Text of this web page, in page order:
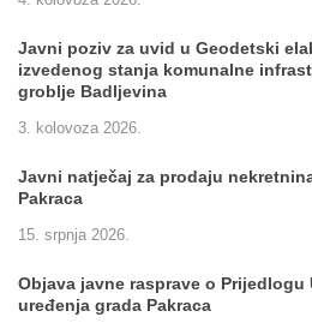
Javni poziv za uvid u Geodetski
izvedenog stanja komunalne
groblje Badljevina
3. kolovoza 2026.
Javni natječaj za prodaju
Pakraca
15. srpnja 2026.
Objava javne rasprave o
uređenja grada Pakraca